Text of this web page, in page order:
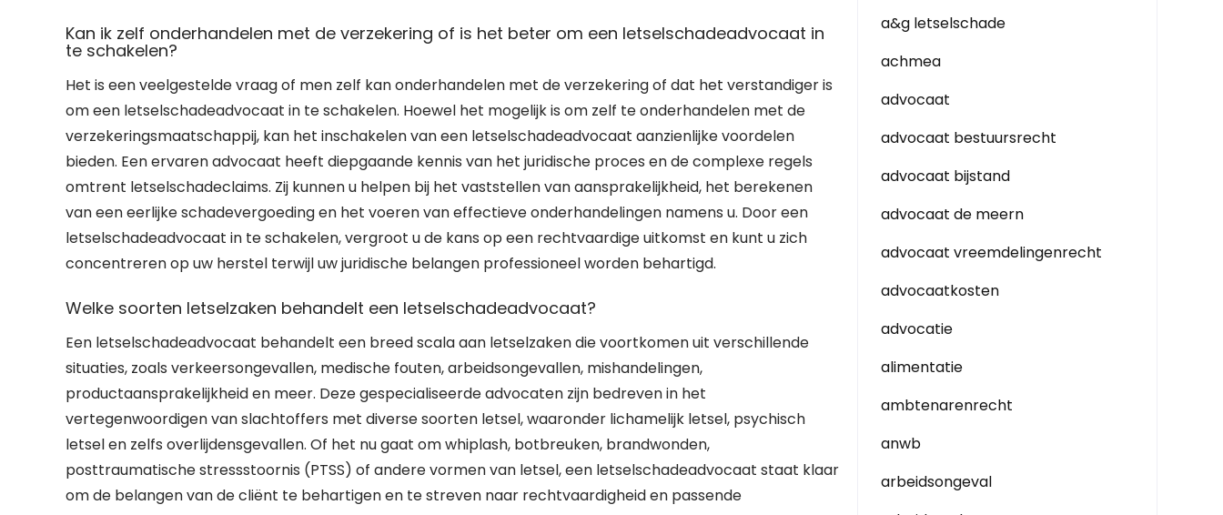
Kan ik zelf onderhandelen met de verzekering of is het beter om een letselschadeadvocaat in
te schakelen?
Het is een veelgestelde vraag of men zelf kan onderhandelen met de verzekering of dat het verstandiger is
om een letselschadeadvocaat in te schakelen. Hoewel het mogelijk is om zelf te onderhandelen met de
verzekeringsmaatschappij, kan het inschakelen van een letselschadeadvocaat aanzienlijke voordelen
bieden. Een ervaren advocaat heeft diepgaande kennis van het juridische proces en de complexe regels
omtrent letselschadeclaims. Zij kunnen u helpen bij het vaststellen van aansprakelijkheid, het berekenen
van een eerlijke schadevergoeding en het voeren van effectieve onderhandelingen namens u. Door een
letselschadeadvocaat in te schakelen, vergroot u de kans op een rechtvaardige uitkomst en kunt u zich
concentreren op uw herstel terwijl uw juridische belangen professioneel worden behartigd.
Welke soorten letselzaken behandelt een letselschadeadvocaat?
Een letselschadeadvocaat behandelt een breed scala aan letselzaken die voortkomen uit verschillende
situaties, zoals verkeersongevallen, medische fouten, arbeidsongevallen, mishandelingen,
productaansprakelijkheid en meer. Deze gespecialiseerde advocaten zijn bedreven in het
vertegenwoordigen van slachtoffers met diverse soorten letsel, waaronder lichamelijk letsel, psychisch
letsel en zelfs overlijdensgevallen. Of het nu gaat om whiplash, botbreuken, brandwonden,
posttraumatische stressstoornis (PTSS) of andere vormen van letsel, een letselschadeadvocaat staat klaar
om de belangen van de cliënt te behartigen en te streven naar rechtvaardigheid en passende
a&g letselschade
achmea
advocaat
advocaat bestuursrecht
advocaat bijstand
advocaat de meern
advocaat vreemdelingenrecht
advocaatkosten
advocatie
alimentatie
ambtenarenrecht
anwb
arbeidsongeval